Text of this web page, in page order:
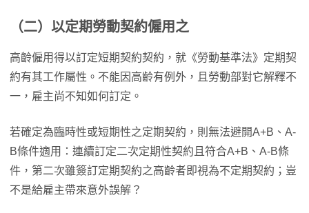
（二）以定期勞動契約僱用之
高齡僱用得以訂定短期契約契約，就《勞動基準法》定期契
約有其工作屬性。不能因高齡有例外，且勞動部對它解釋不
一，雇主尚不知如何訂定。
若確定為臨時性或短期性之定期契約，則無法避開A+B、A-
B條件適用：連續訂定二次定期性契約且符合A+B、A-B條
件，第二次雖簽訂定期契約之高齡者即視為不定期契約；豈
不是給雇主帶來意外誤解？